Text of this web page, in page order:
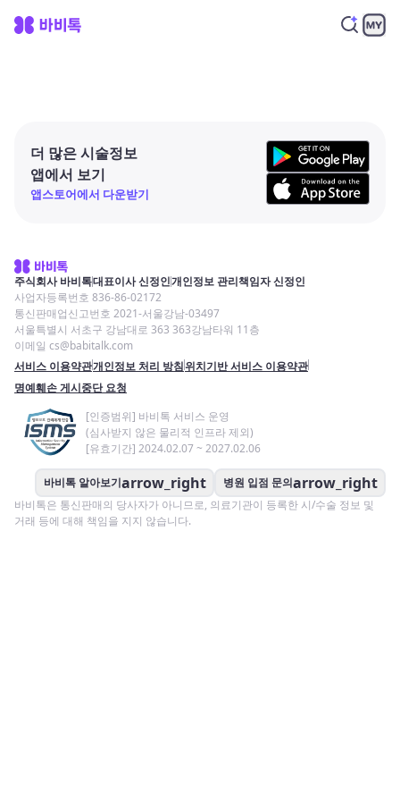
더 많은 시술정보
앱에서 보기
앱스토어에서 다운받기
주식회사 바비톡대표이사 신정인개인정보 관리책임자 신정인
사업자등록번호 836-86-02172
통신판매업신고번호 2021-서울강남-03497
서울특별시 서초구 강남대로 363 363강남타워 11층
이메일 cs@babitalk.com
서비스 이용약관개인정보 처리 방침위치기반 서비스 이용약관
명예훼손 게시중단 요청
[인증범위] 바비톡 서비스 운영
(심사받지 않은 물리적 인프라 제외)
[유효기간] 2024.02.07 ~ 2027.02.06
바비톡 알아보기arrow_right 병원 입점 문의arrow_right
바비톡은 통신판매의 당사자가 아니므로, 의료기관이 등록한 시/수술 정보 및
거래 등에 대해 책임을 지지 않습니다.